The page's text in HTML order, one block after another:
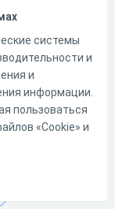
are
системы
и
и
информации.
пользоваться
«Cookie» и